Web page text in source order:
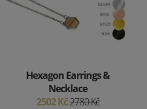
Hexagon Earrings &
Necklace
2502 Kč2780 Kč